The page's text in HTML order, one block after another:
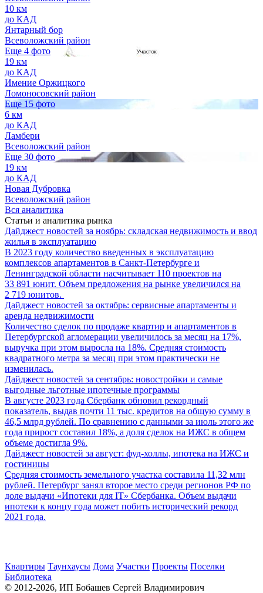
10 км
до КАД
Янтарный бор
Всеволожский район
Еще 4 фото
19 км
до КАД
Имение Оржицкого
Ломоносовский район
Еще 15 фото
6 км
до КАД
Ламбери
Всеволожский район
Еще 30 фото
19 км
до КАД
Новая Дубровка
Всеволожский район
Вся аналитика
Статьи и аналитика рынка
Дайджест новостей за ноябрь: складская недвижимость и ввод
жилья в эксплуатацию
В 2023 году количество введенных в эксплуатацию
комплексов апартаментов в Санкт-Петербурге и
Ленинградской области насчитывает 110 проектов на
33 891 юнит. Объем предложения на рынке увеличился на
2 719 юнитов.
Дайджест новостей за октябрь: сервисные апартаменты и
аренда недвижимости
Количество сделок по продаже квартир и апартаментов в
Петербургской агломерации увеличилось за месяц на 17%,
выручка при этом выросла на 18%. Средняя стоимость
квадратного метра за месяц при этом практически не
изменилась.
Дайджест новостей за сентябрь: новостройки и самые
выгодные льготные ипотечные программы
В августе 2023 года Сбербанк обновил рекордный
показатель, выдав почти 11 тыс. кредитов на общую сумму в
46,5 млрд рублей. По сравнению с данными за июль этого же
года прирост составил 18%, а доля сделок на ИЖС в общем
объеме достигла 9%.
Дайджест новостей за август: фуд-холлы, ипотека на ИЖС и
гостиницы
Средняя стоимость земельного участка составила 11,32 млн
рублей. Петербург занял второе место среди регионов РФ по
доле выдачи «Ипотеки для IT» Сбербанка. Объем выдачи
ипотеки к концу года может побить исторический рекорд
2021 года.
Квартиры Таунхаусы Дома Участки Проекты Поселки
Библиотека
© 2012-2026, ИП Бобашев Сергей Владимирович